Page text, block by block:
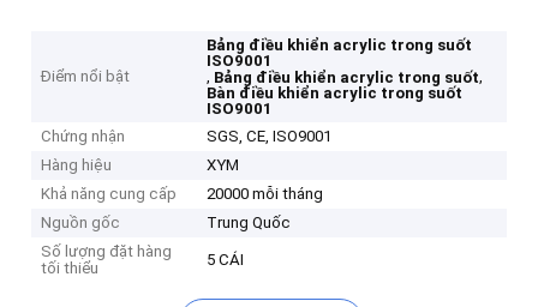
Điểm nổi bật
Bảng điều khiển acrylic trong suốt
ISO9001
, Bảng điều khiển acrylic trong suốt,
Bàn điều khiển acrylic trong suốt
ISO9001
Chứng nhận
SGS, CE, ISO9001
Hàng hiệu
XYM
Khả năng cung cấp
20000 mỗi tháng
Nguồn gốc
Trung Quốc
Số lượng đặt hàng
tối thiểu
5 CÁI